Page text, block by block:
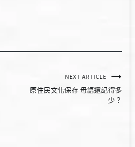
NEXT ARTICLE
原住民文化保存 母語還記得多
少？